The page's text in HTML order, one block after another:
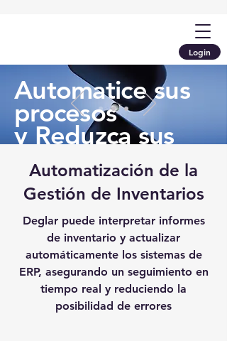
Login
Automatice sus
procesos
y Reduzca sus
costos
Learn More
Automatización de la
Gestión de Inventarios
Deglar puede interpretar informes
de inventario y actualizar
automáticamente los sistemas de
ERP, asegurando un seguimiento en
tiempo real y reduciendo la
posibilidad de errores